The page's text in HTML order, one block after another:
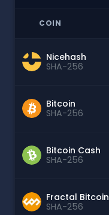
COIN
Nicehash
SHA-256
Bitcoin
SHA-256
Bitcoin Cash
SHA-256
Fractal Bitcoin
SHA-256